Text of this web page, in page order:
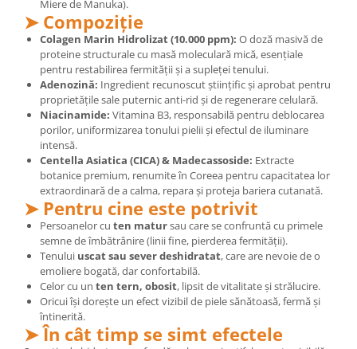
Cacao
Miere de Manuka).
➤ Compoziție
Colagen Marin Hidrolizat (10.000 ppm): O doză masivă de
proteine structurale cu masă moleculară mică, esențiale
pentru restabilirea fermității și a supleței tenului.
Adenozină: Ingredient recunoscut științific și aprobat pentru
proprietățile sale puternic anti-rid și de regenerare celulară.
Niacinamide: Vitamina B3, responsabilă pentru deblocarea
porilor, uniformizarea tonului pielii și efectul de iluminare
intensă.
Centella Asiatica (CICA) & Madecassoside: Extracte
botanice premium, renumite în Coreea pentru capacitatea lor
extraordinară de a calma, repara și proteja bariera cutanată.
➤ Pentru cine este potrivit
Persoanelor cu ten matursau care se confruntă cu primele
semne de îmbătrânire (linii fine, pierderea fermității).
Tenului uscat sau sever deshidratat, care are nevoie de o
emoliere bogată, dar confortabilă.
Celor cu un ten tern, obosit, lipsit de vitalitate și strălucire.
Oricui își dorește un efect vizibil de piele sănătoasă, fermă și
întinerită.
➤ În cât timp se simt efectele